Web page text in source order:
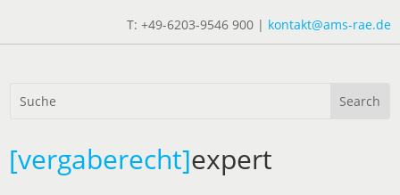
T: +49-6203-9546 900 | kontakt@ams-rae.de
[vergaberecht]expert